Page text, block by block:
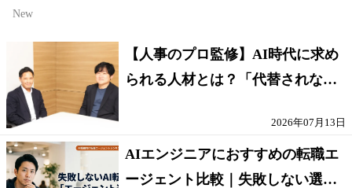
New
【人事のプロ監修】AI時代に求め
られる人材とは？「代替されない
2026年07月13日
AIエンジニアにおすすめの転職エ
ージェント比較｜失敗しない選び